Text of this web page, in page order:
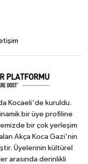
Kocaeli'de kuruldu.
bir üye profiline
bir çok yerleşim
Akça Koca Gazi'nin
Üyelerinin kültürel
arasında derinlikli